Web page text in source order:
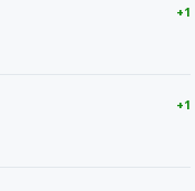
+1
+1